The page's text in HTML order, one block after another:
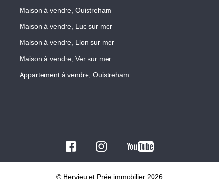
Maison à vendre, Ouistreham
Maison à vendre, Luc sur mer
Maison à vendre, Lion sur mer
Maison à vendre, Ver sur mer
Appartement à vendre, Ouistreham
© Hervieu et Prée immobilier 2026